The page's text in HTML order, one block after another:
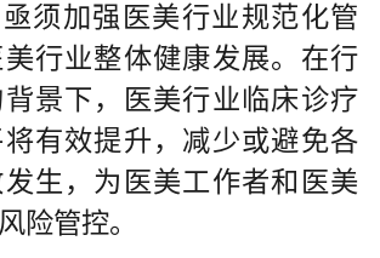
须加强医美行业规范化管
行业整体健康发展。在行
景下，医美行业临床诊疗
有效提升，减少或避免各
生，为医美工作者和医美
险管控。